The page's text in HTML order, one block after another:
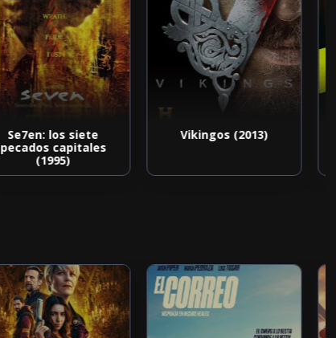
Se7en: los siete
pecados capitales
(1995)
Vikingos (2013)